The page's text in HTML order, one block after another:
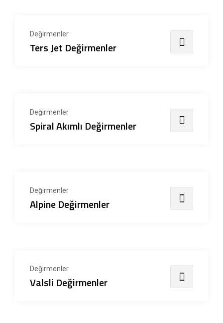
Değirmenler
Ters Jet Değirmenler
Değirmenler
Spiral Akımlı Değirmenler
Değirmenler
Alpine Değirmenler
Değirmenler
Valsli Değirmenler